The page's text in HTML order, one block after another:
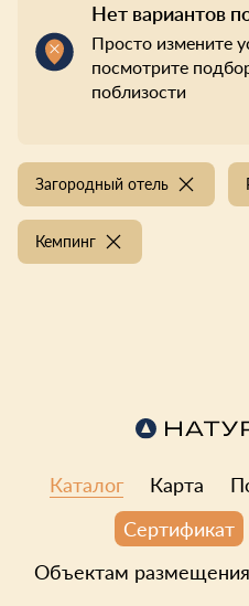
Нет вариантов
Просто измените
посмотрите
поблизости
Загородный отель
Кемпинг
Каталог Карта
Сертификат
Объектам размещения